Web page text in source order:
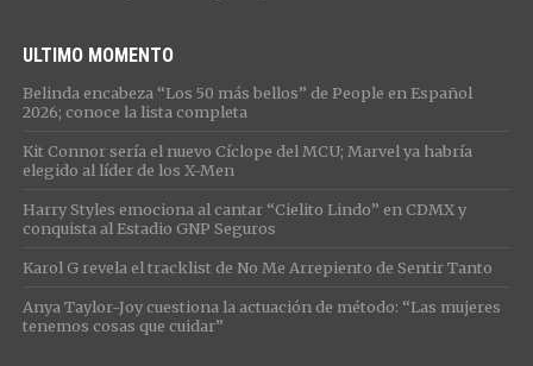
ULTIMO MOMENTO
Belinda encabeza “Los 50 más bellos” de People en Español
2026; conoce la lista completa
Kit Connor sería el nuevo Cíclope del MCU; Marvel ya habría
elegido al líder de los X-Men
Harry Styles emociona al cantar “Cielito Lindo” en CDMX y
conquista al Estadio GNP Seguros
Karol G revela el tracklist de No Me Arrepiento de Sentir Tanto
Anya Taylor-Joy cuestiona la actuación de método: “Las mujeres
tenemos cosas que cuidar”